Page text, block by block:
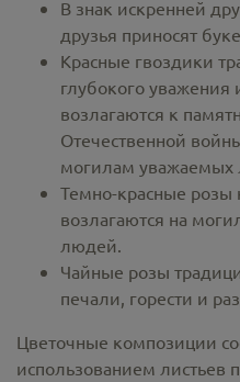
В знак искренней
друзья приносят
Красные гвоздики
глубокого уважения
возлагаются к
Отечественной
могилам уважаемых
Темно-красные розы
возлагаются на
людей.
Чайные розы
печали, горести и
Цветочные композиции
использованием листьев